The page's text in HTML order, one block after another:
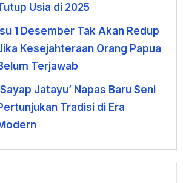
Usia di 2025
1 Desember Tak Akan Redup
Kesejahteraan Orang Papua
Terjawab
Jatayu’ Napas Baru Seni
Tradisi di Era